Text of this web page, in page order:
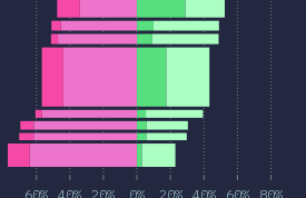
60% 40% 20% 0% 20% 40% 60% 80%